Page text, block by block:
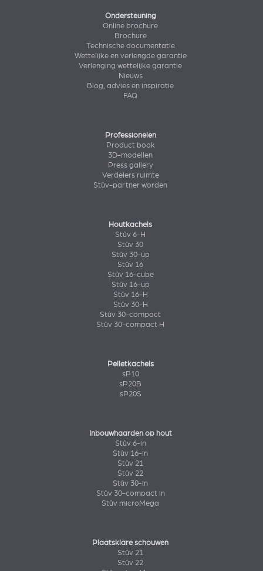
Ondersteuning
Online brochure
Brochure
Technische documentatie
Wettelijke en verlengde garantie
Verlenging wettelijke garantie
Nieuws
Blog, advies en inspiratie
FAQ
Professionelen
Product book
3D-modellen
Press gallery
Verdelers ruimte
Stûv-partner worden
Houtkachels
Stûv 6-H
Stûv 30
Stûv 30-up
Stûv 16
Stûv 16-cube
Stûv 16-up
Stûv 16-H
Stûv 30-H
Stûv 30-compact
Stûv 30-compact H
Pelletkachels
sP10
sP20B
sP20S
Inbouwhaarden op hout
Stûv 6-in
Stûv 16-in
Stûv 21
Stûv 22
Stûv 30-in
Stûv 30-compact in
Stûv microMega
Plaatsklare schouwen
Stûv 21
Stûv 22